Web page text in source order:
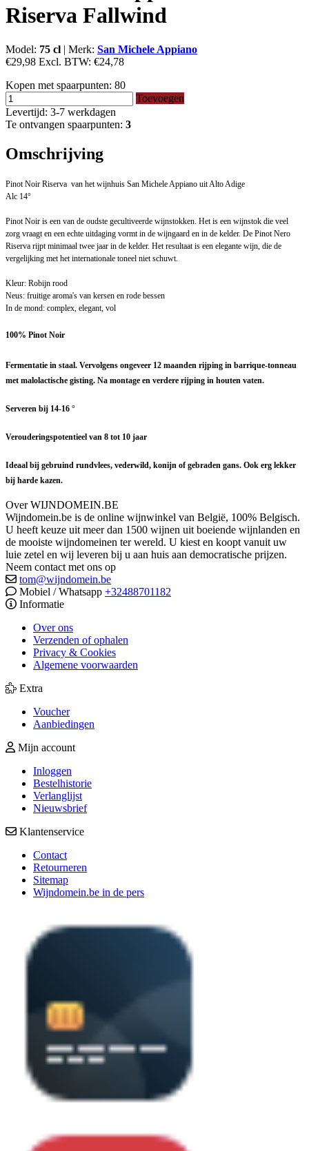
Riserva Fallwind
Model: 75 cl | Merk: San Michele Appiano
€29,98 Excl. BTW: €24,78
Kopen met spaarpunten: 80
Toevoegen
Levertijd: 3-7 werkdagen
Te ontvangen spaarpunten: 3
Omschrijving
Pinot Noir Riserva van het wijnhuis San Michele Appiano uit Alto Adige
Alc 14°
Pinot Noir is een van de oudste gecultiveerde wijnstokken. Het is een wijnstok die veel
zorg vraagt ​​en een echte uitdaging vormt in de wijngaard en in de kelder. De Pinot Nero
Riserva rijpt minimaal twee jaar in de kelder. Het resultaat is een elegante wijn, die de
vergelijking met het internationale toneel niet schuwt.
Kleur: Robijn rood
Neus: fruitige aroma's van kersen en rode bessen
In de mond: complex, elegant, vol
100% Pinot Noir
Fermentatie in staal. Vervolgens ongeveer 12 maanden rijping in barrique-tonneau
met malolactische gisting. Na montage en verdere rijping in houten vaten.
Serveren bij 14-16 °
Verouderingspotentieel van 8 tot 10 jaar
Ideaal bij gebruind rundvlees, vederwild, konijn of gebraden gans. Ook erg lekker
bij harde kazen.
Over WIJNDOMEIN.BE
Wijndomein.be is de online wijnwinkel van België, 100% Belgisch.
U heeft keuze uit meer dan 1500 wijnen uit boeiende wijnlanden en
de mooiste wijndomeinen ter wereld. U kiest en koopt vanuit uw
luie zetel en wij leveren bij u aan huis aan democratische prijzen.
Neem contact met ons op
tom@wijndomein.be
Mobiel / Whatsapp +32488701182
Informatie
Over ons
Verzenden of ophalen
Privacy & Cookies
Algemene voorwaarden
Extra
Voucher
Aanbiedingen
Mijn account
Inloggen
Bestelhistorie
Verlanglijst
Nieuwsbrief
Klantenservice
Contact
Retourneren
Sitemap
Wijndomein.be in de pers